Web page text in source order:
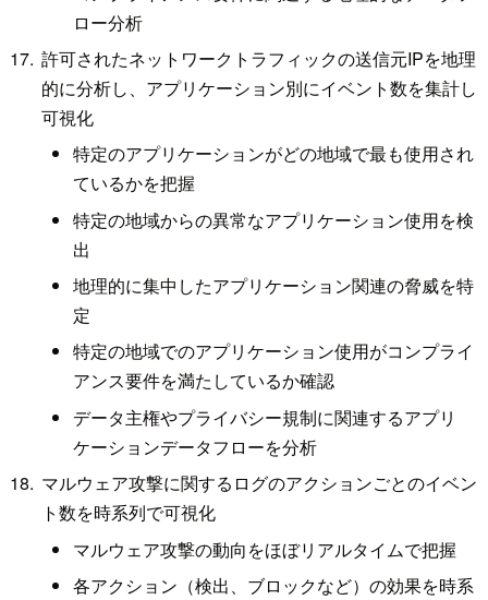
ロー分析
許可されたネットワークトラフィックの送信元IPを地理
的に分析し、アプリケーション別にイベント数を集計し
可視化
特定のアプリケーションがどの地域で最も使用され
ているかを把握
特定の地域からの異常なアプリケーション使用を検
出
地理的に集中したアプリケーション関連の脅威を特
定
特定の地域でのアプリケーション使用がコンプライ
アンス要件を満たしているか確認
データ主権やプライバシー規制に関連するアプリ
ケーションデータフローを分析
マルウェア攻撃に関するログのアクションごとのイベン
ト数を時系列で可視化
マルウェア攻撃の動向をほぼリアルタイムで把握
各アクション（検出、ブロックなど）の効果を時系